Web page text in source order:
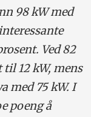
98 kW med
Ved 82
12 kW, mens
med 75 kW. I
poeng å